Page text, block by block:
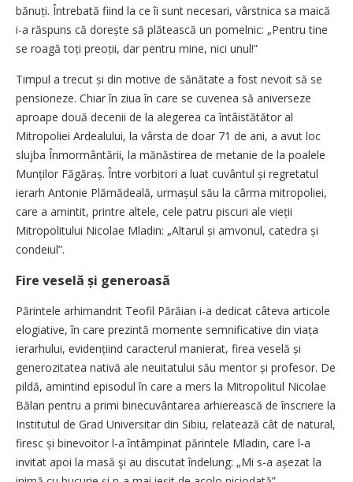
bănuți. Întrebată fiind la ce îi sunt necesari, vârstnica sa maică
i-a răspuns că dorește să plătească un pomelnic: „Pentru tine
se roagă toți preoții, dar pentru mine, nici unul!”
Timpul a trecut și din motive de sănătate a fost nevoit să se
pensioneze. Chiar în ziua în care se cuvenea să aniverseze
aproape două decenii de la alegerea ca întâistătător al
Mitropoliei Ardealului, la vârsta de doar 71 de ani, a avut loc
slujba Înmormântării, la mănăstirea de metanie de la poalele
Munților Făgăraș. Între vorbitori a luat cuvântul și regretatul
ierarh Antonie Plămădeală, urmașul său la cârma mitropoliei,
care a amintit, printre altele, cele patru piscuri ale vieții
Mitropolitului Nicolae Mladin: „Altarul și amvonul, catedra și
condeiul”.
Fire veselă și generoasă
Părintele arhimandrit Teofil Părăian i-a dedicat câteva articole
elogiative, în care prezintă momente semnificative din viața
ierarhului, evidențiind caracterul manierat, firea veselă și
generozitatea nativă ale neuitatului său mentor și profesor. De
pildă, amintind episodul în care a mers la Mitropolitul Nicolae
Bălan pentru a primi binecuvântarea arhierească de înscriere la
Institutul de Grad Universitar din Sibiu, relatează cât de natural,
firesc și binevoitor l-a întâmpinat părintele Mladin, care l-a
invitat apoi la masă şi au discutat îndelung: „Mi s-a așezat la